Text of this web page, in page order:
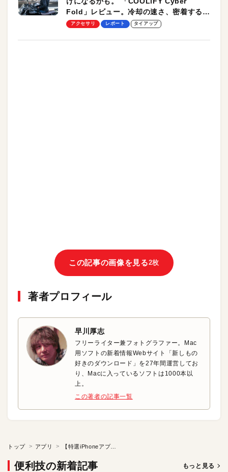
Fold」レビュー。冷却の速さ、密着する冷
却プレート、シンプルな操作性がグッド！
アクセサリ レポート タイアップ
この記事の画像を見る2枚
著者プロフィール
早川厚志
フリーライター兼フォトグラファー。Mac
用ソフトの新着情報Webサイト「新しもの
好きのダウンロード」を27年間運営してお
り、Macに入っているソフトは1000本以
上。
この著者の記事一覧
トップ アプリ 【特選iPhoneアプリ】海外旅行に絶対持っていきたい換算アプリ
便利技の新着記事 もっと見る